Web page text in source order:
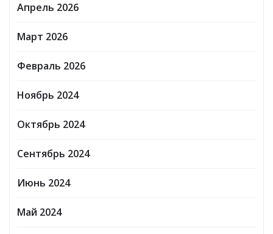
Апрель 2026
Март 2026
Февраль 2026
Ноябрь 2024
Октябрь 2024
Сентябрь 2024
Июнь 2024
Май 2024